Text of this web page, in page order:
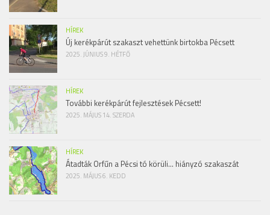
HÍREK
Új kerékpárút szakaszt vehettünk birtokba Pécsett
2025. JÚNIUS 9. HÉTFŐ
HÍREK
További kerékpárút fejlesztések Pécsett!
2025. MÁJUS 14. SZERDA
HÍREK
Átadták Orfűn a Pécsi tó körüli… hiányzó szakaszát
2025. MÁJUS 6. KEDD